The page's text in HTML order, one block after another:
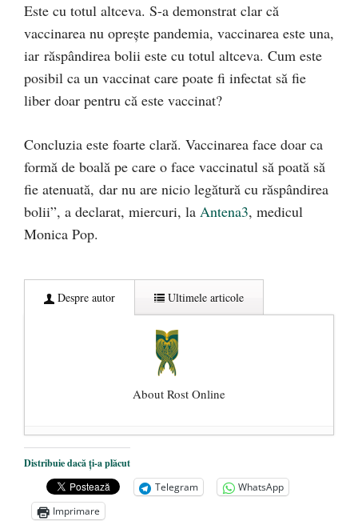
Este cu totul altceva. S-a demonstrat clar că
vaccinarea nu oprește pandemia, vaccinarea este una,
iar răspândirea bolii este cu totul altceva. Cum este
posibil ca un vaccinat care poate fi infectat să fie
liber doar pentru că este vaccinat?
Concluzia este foarte clară. Vaccinarea face doar ca
formă de boală pe care o face vaccinatul să poată să
fie atenuată, dar nu are nicio legătură cu răspândirea
bolii”, a declarat, miercuri, la Antena3, medicul
Monica Pop.
Despre autor Ultimele articole
About Rost Online
Dezvăluiri cutremurătoare despre
președintele Ucrainei, Volodymyr
Zelensky
- 13 mai 2026
Statul care servește Națiunea
Distribuie dacă ți-a plăcut
Telegram
WhatsApp
Imprimare